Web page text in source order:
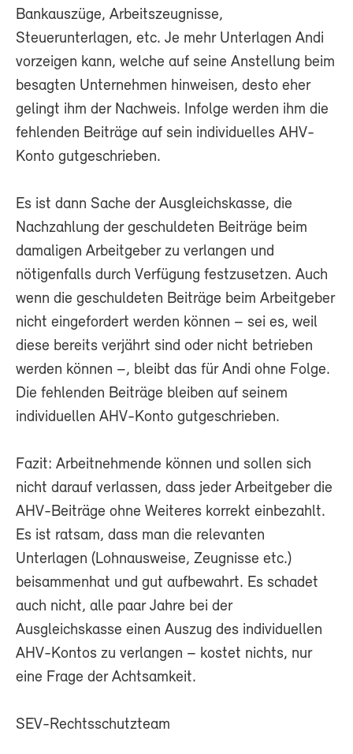
Bankauszüge, Arbeitszeugnisse,
Steuerunterlagen, etc. Je mehr Unterlagen Andi
vorzeigen kann, welche auf seine Anstellung beim
besagten Unternehmen hinweisen, desto eher
gelingt ihm der Nachweis. Infolge werden ihm die
fehlenden Beiträge auf sein individuelles AHV-
Konto gutgeschrieben.
Es ist dann Sache der Ausgleichskasse, die
Nachzahlung der geschuldeten Beiträge beim
damaligen Arbeitgeber zu verlangen und
nötigenfalls durch Verfügung festzusetzen. Auch
wenn die geschuldeten Beiträge beim Arbeitgeber
nicht eingefordert werden können – sei es, weil
diese bereits verjährt sind oder nicht betrieben
werden können –, bleibt das für Andi ohne Folge.
Die fehlenden Beiträge bleiben auf seinem
individuellen AHV-Konto gutgeschrieben.
Fazit: Arbeitnehmende können und sollen sich
nicht darauf verlassen, dass jeder Arbeitgeber die
AHV-Beiträge ohne Weiteres korrekt einbezahlt.
Es ist ratsam, dass man die relevanten
Unterlagen (Lohnausweise, Zeugnisse etc.)
beisammenhat und gut aufbewahrt. Es schadet
auch nicht, alle paar Jahre bei der
Ausgleichskasse einen Auszug des individuellen
AHV-Kontos zu verlangen – kostet nichts, nur
eine Frage der Achtsamkeit.
SEV-Rechtsschutzteam